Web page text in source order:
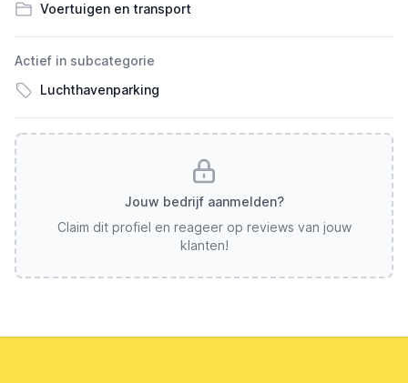
Voertuigen en transport
Actief in subcategorie
Luchthavenparking
Jouw bedrijf aanmelden?
Claim dit profiel en reageer op reviews van jouw
klanten!